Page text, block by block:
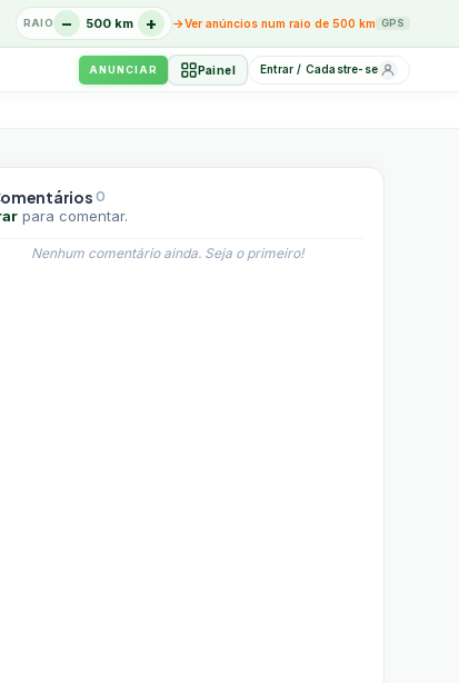
RAIO − 500 km + →Ver anúncios num raio de 500 km GPS
ANUNCIAR Painel Entrar / Cadastre-se
0
para comentar.
Nenhum comentário ainda. Seja o primeiro!